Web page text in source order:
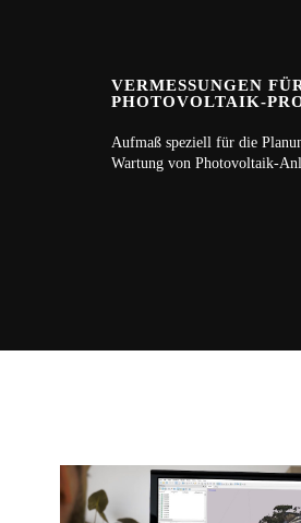
VERMESSUNGEN
PHOTOVOLTAIK-
Aufmaß speziell für die
Wartung von Photovoltaik-